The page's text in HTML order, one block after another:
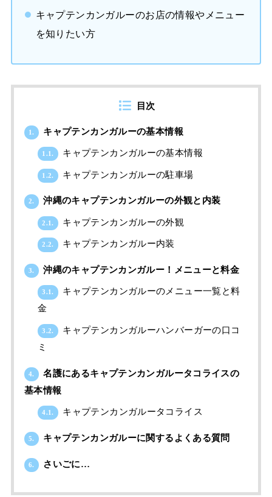
キャプテンカンガルーのお店の情報やメニュー
を知りたい方
目次
1. キャプテンカンガルーの基本情報
1.1. キャプテンカンガルーの基本情報
1.2. キャプテンカンガルーの駐車場
2. 沖縄のキャプテンカンガルーの外観と内装
2.1. キャプテンカンガルーの外観
2.2. キャプテンカンガルー内装
3. 沖縄のキャプテンカンガルー！メニューと料金
3.1.
キャプテンカンガルーのメニュー一覧と料
金
3.2.
キャプテンカンガルーハンバーガーの口コ
ミ
4.
名護にあるキャプテンカンガルータコライスの
基本情報
4.1. キャプテンカンガルータコライス
5. キャプテンカンガルーに関するよくある質問
6. さいごに…